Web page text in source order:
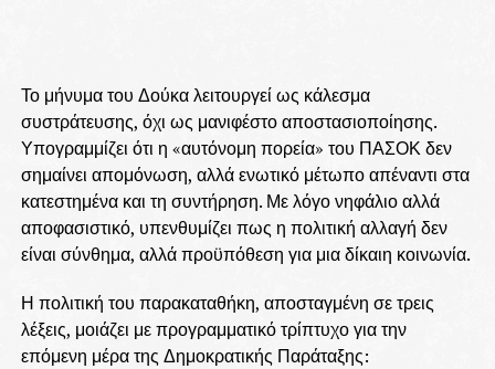
Το μήνυμα του Δούκα λειτουργεί ως κάλεσμα
συστράτευσης, όχι ως μανιφέστο αποστασιοποίησης.
Υπογραμμίζει ότι η «αυτόνομη πορεία» του ΠΑΣΟΚ δεν
σημαίνει απομόνωση, αλλά ενωτικό μέτωπο απέναντι στα
κατεστημένα και τη συντήρηση. Με λόγο νηφάλιο αλλά
αποφασιστικό, υπενθυμίζει πως η πολιτική αλλαγή δεν
είναι σύνθημα, αλλά προϋπόθεση για μια δίκαιη κοινωνία.
Η πολιτική του παρακαταθήκη, αποσταγμένη σε τρεις
λέξεις, μοιάζει με προγραμματικό τρίπτυχο για την
επόμενη μέρα της Δημοκρατικής Παράταξης: